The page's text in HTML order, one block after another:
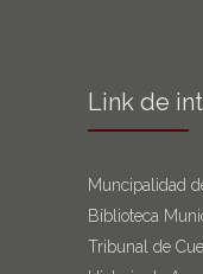
Link de
Muncipalidad
Biblioteca
Tribunal de